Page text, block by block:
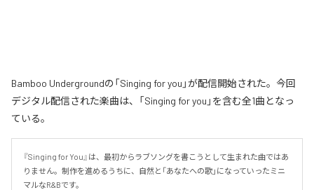
Bamboo Undergroundの「Singing for you」が配信開始された。今回
デジタル配信された楽曲は、「Singing for you」を含む全1曲となっ
ている。
『Singing for You』は、最初からラブソングを書こうとして生まれた曲ではあ
りません。制作を進めるうちに、自然と「あなたへの歌」になっていったミニ
マルなR&Bです。